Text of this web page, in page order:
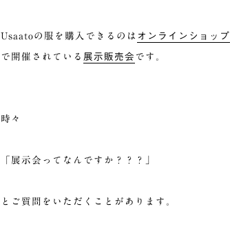
Usaatoの服を購入できるのは オンラインショップ
で開催されている 展示販売会 です。
時々
「展示会ってなんですか？？？」
とご質問をいただくことがあります。